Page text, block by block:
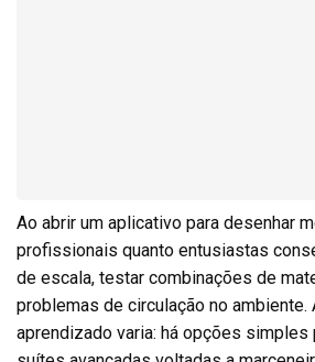
Ao abrir um aplicativo para desenhar
profissionais quanto entusiastas
de escala, testar combinações de
problemas de circulação no ambiente.
aprendizado varia: há opções